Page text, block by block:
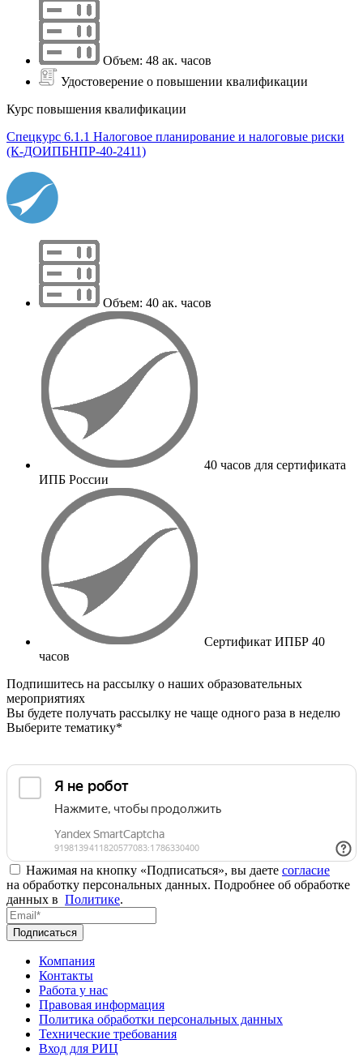
Объем: 48 ак. часов
Удостоверение о повышении квалификации
Курс повышения квалификации
Спецкурс 6.1.1 Налоговое планирование и налоговые риски
(К-ДОИПБНПР-40-2411)
Объем: 40 ак. часов
40 часов для сертификата
ИПБ России
Сертификат ИПБР 40
часов
Подпишитесь на рассылку о наших образовательных
мероприятиях
Вы будете получать рассылку не чаще одного раза в неделю
Выберите тематику*
Нажимая на кнопку «Подписаться», вы даете согласие
на обработку персональных данных. Подробнее об обработке
данных в Политике.
Подписаться
Компания
Контакты
Работа у нас
Правовая информация
Политика обработки персональных данных
Технические требования
Вход для РИЦ